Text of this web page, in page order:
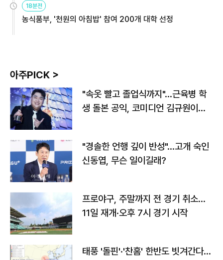
18분전
농식품부, '천원의 아침밥' 참여 200개 대학 선정
아주PICK >
"속옷 빨고 졸업식까지"…근육병 학
생 돌본 공익, 코미디언 김규원이었
"경솔한 언행 깊이 반성"…고개 숙인
신동엽, 무슨 일이길래?
프로야구, 주말까지 전 경기 취소…
11일 재개·오후 7시 경기 시작
태풍 '돌핀'·'찬홈' 한반도 빗겨간다…